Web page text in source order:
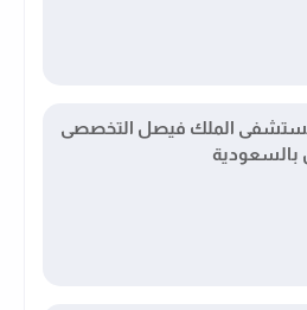
الملك فيصل التخصصى